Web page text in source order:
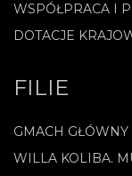
WSPÓŁPRACA I
DOTACJE
FILIE
GMACH
WILLA KOLIBA.